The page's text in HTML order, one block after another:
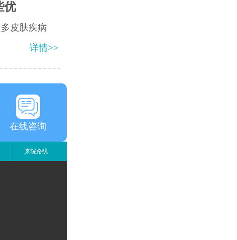
优
皮肤疾病
详情>>
在线咨询
来院路线